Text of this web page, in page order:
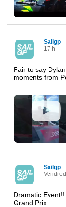
Sailgp
17 h
Fair to say
moments from
Sailgp
Dramatic
Grand Prix